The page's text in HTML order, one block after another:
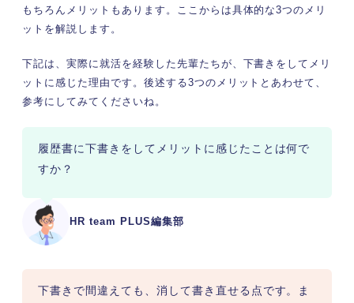
もちろんメリットもあります。ここからは具体的な3つのメリ
ットを解説します。
下記は、実際に就活を経験した先輩たちが、下書きをしてメリ
ットに感じた理由です。後述する3つのメリットとあわせて、
参考にしてみてくださいね。
HR team PLUS編集部
履歴書に下書きをしてメリットに感じたことは何で
すか？
下書きで間違えても、消して書き直せる点です。ま